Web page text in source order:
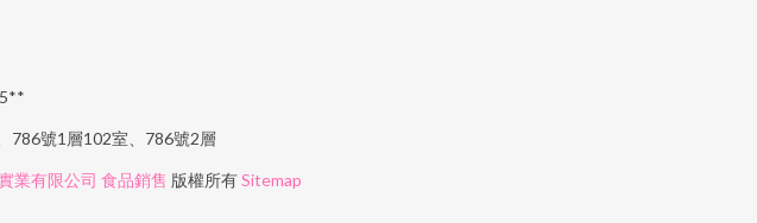
786號1層102室、786號2層
業有限公司 食品銷售 版權所有Sitemap